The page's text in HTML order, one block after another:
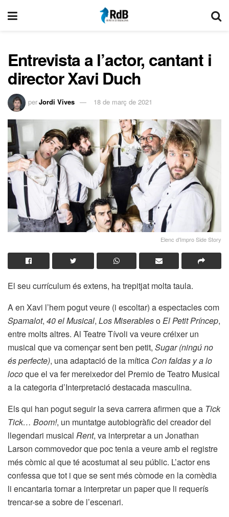
Entrevista a l’actor, cantant i
director Xavi Duch
perJordi Vives 18 de març de 2021
Elenc d'Impro Side Story
El seu currículum és extens, ha trepitjat molta taula.
A en Xavi l’hem pogut veure (i escoltar) a espectacles com
Spamalot, 40 el Musical, Los MiserablesoEl Petit Príncep,
entre molts altres. Al Teatre Tívoli va veure créixer un
musical que va començar sent ben petit, Sugar (ningú no
és perfecte), una adaptació de la mítica Con faldas y a lo
locoque el va fer mereixedor del Premio de Teatro Musical
a la categoria d’Interpretació destacada masculina.
Els qui han pogut seguir la seva carrera afirmen que a Tick
Tick… Boom!, un muntatge autobiogràfic del creador del
llegendari musical Rent, va interpretar a un Jonathan
Larson commovedor que poc tenia a veure amb el registre
més còmic al que té acostumat al seu públic. L’actor ens
confessa que tot i que se sent més còmode en la comèdia
li encantaria tornar a interpretar un paper que li requerís
trencar-se a sobre de l’escenari.